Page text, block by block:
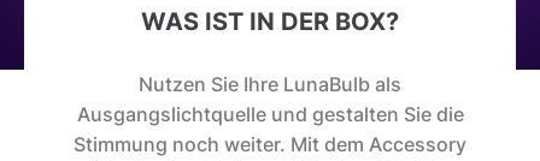
WAS IST IN DER BOX?
Nutzen Sie Ihre LunaBulb als
Ausgangslichtquelle und gestalten Sie die
Stimmung noch weiter. Mit dem Accessory